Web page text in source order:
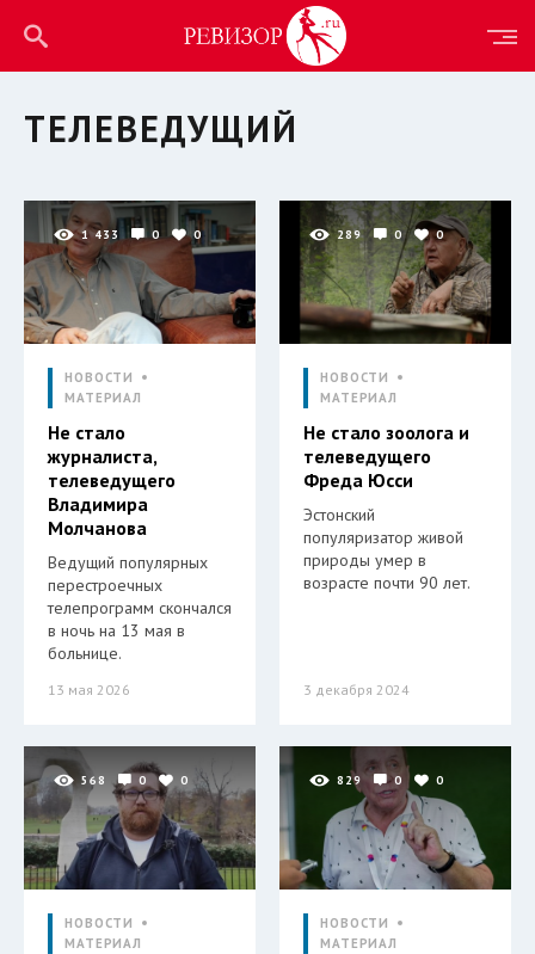
ТЕЛЕВЕДУЩИЙ
1 433 0 0
НОВОСТИ
МАТЕРИАЛ
Не стало
журналиста,
телеведущего
Владимира
Молчанова
Ведущий популярных
перестроечных
телепрограмм скончался
в ночь на 13 мая в
больнице.
13 мая 2026
289 0 0
НОВОСТИ
МАТЕРИАЛ
Не стало зоолога и
телеведущего
Фреда Юсси
Эстонский
популяризатор живой
природы умер в
возрасте почти 90 лет.
3 декабря 2024
568 0 0
НОВОСТИ
МАТЕРИАЛ
829 0 0
НОВОСТИ
МАТЕРИАЛ